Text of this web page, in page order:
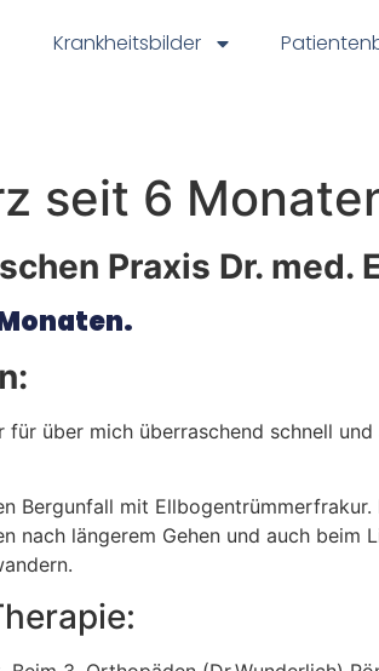
Krankheitsbilder
seit 6
Praxis Dr. med.
für über mich überraschend schnell und
Bergunfall mit
nach längerem Gehen und auch